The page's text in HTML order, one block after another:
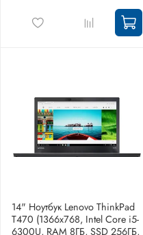
14" Ноутбук Lenovo ThinkPad
T470 (1366x768, Intel Core i5-
6300U, RAM 8ГБ, SSD 256ГБ,